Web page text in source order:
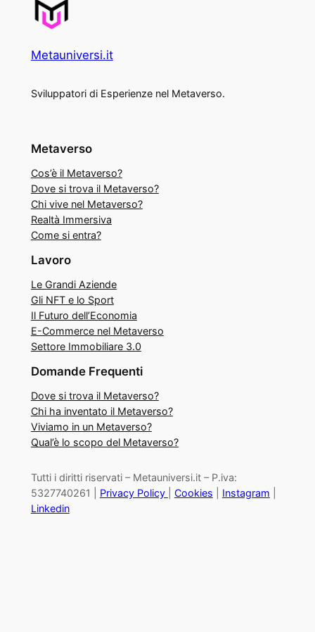
Metauniversi.it
Sviluppatori di Esperienze nel Metaverso.
Metaverso
Cos’è il Metaverso?
Dove si trova il Metaverso?
Chi vive nel Metaverso?
Realtà Immersiva
Come si entra?
Lavoro
Le Grandi Aziende
Gli NFT e lo Sport
Il Futuro dell’Economia
E-Commerce nel Metaverso
Settore Immobiliare 3.0
Domande Frequenti
Dove si trova il Metaverso?
Chi ha inventato il Metaverso?
Viviamo in un Metaverso?
Qual’è lo scopo del Metaverso?
Tutti i diritti riservati – Metauniversi.it – P.iva:
5327740261 | Privacy Policy Cookies Instagram
Linkedin